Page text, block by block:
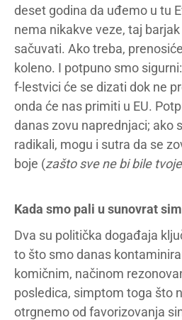
deset godina da uđemo u tu
nema nikakve veze, taj
sačuvati. Ako treba,
koleno. I potpuno smo
f-lestvici će se dizati dok ne
onda će nas primiti u EU.
danas zovu naprednjaci; ako
radikali, mogu i sutra da se
boje (zašto sve ne bi bile
Kada smo pali u sunovrat
Dva su politička događaja
to što smo danas
komičnim, načinom
posledica, simptom toga što
otrgnemo od favorizovanja